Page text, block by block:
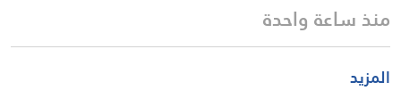
منذ ساعة واحدة
المزيد